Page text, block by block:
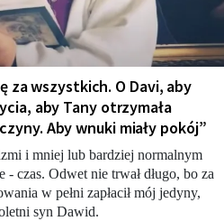
za wszystkich. O Davi, aby
aby Tany otrzymała
Aby wnuki miały pokój”
i mniej lub bardziej normalnym
- czas. Odwet nie trwał długo, bo za
w pełni zapłacił mój jedyny,
syn Dawid.